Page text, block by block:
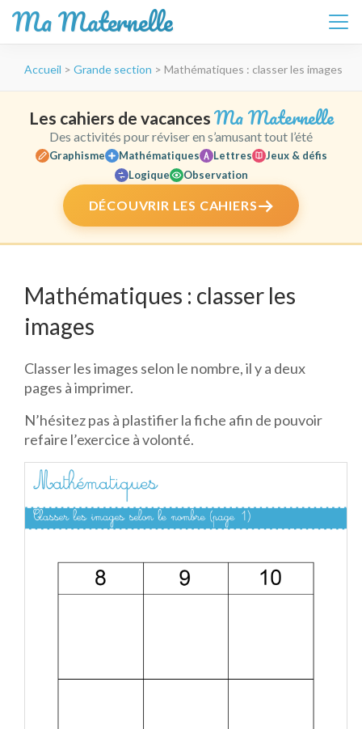
Ma Maternelle
(Pressez
Entrée)
Accueil > Grande section > Mathématiques : classer les images
Les cahiers de vacances Ma Maternelle
Des activités pour réviser en s’amusant tout l’été
Graphisme Mathématiques Lettres
Jeux & défis
Logique
Observation
DÉCOUVRIR LES CAHIERS
Mathématiques : classer les
images
Classer les images selon le nombre, il y a deux
pages à imprimer.
N’hésitez pas à plastifier la fiche afin de pouvoir
refaire l’exercice à volonté.